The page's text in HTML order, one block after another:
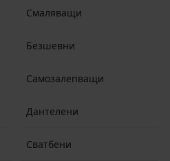
Смаляващи
Безшевни
Самозалепващи
Дантелени
Сватбени